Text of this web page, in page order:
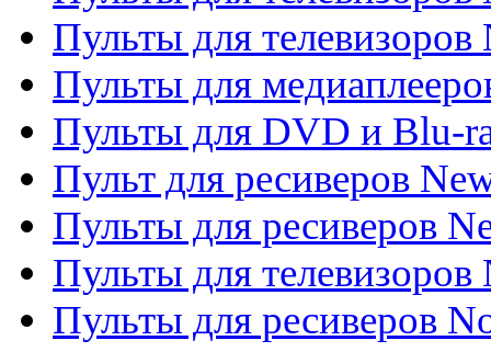
Пульты для телевизоров
Пульты для
Пульты для DVD и Blu-
Пульт для ресиверов
Пульты для ресиверов
Пульты для телевизоров
Пульты для ресиверов